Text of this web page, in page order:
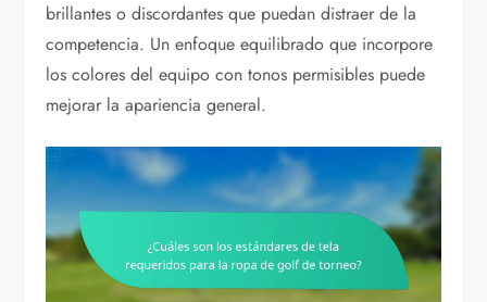
brillantes o discordantes que puedan distraer de la
competencia. Un enfoque equilibrado que incorpore
los colores del equipo con tonos permisibles puede
mejorar la apariencia general.